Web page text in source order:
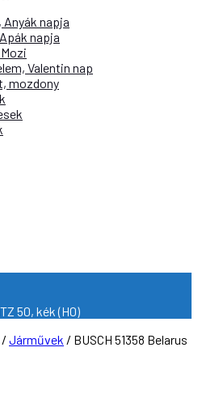
Anyák napja
napja
Valentin nap
mozdony
50, kék (H0)
/ Járművek / BUSCH 51358 Belarus